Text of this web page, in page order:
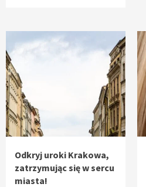
Odkryj uroki Krakowa,
zatrzymując się w sercu
miasta!